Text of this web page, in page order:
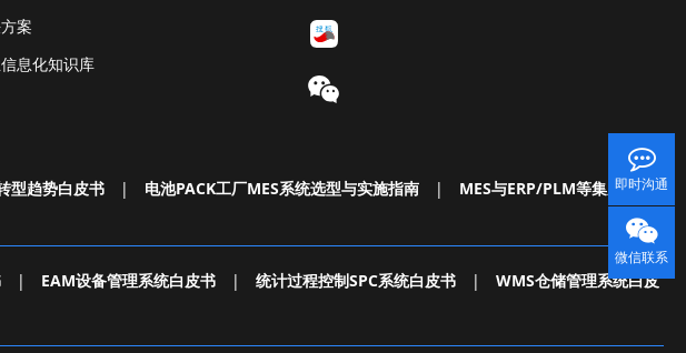
案
息化知识库
型趋势白皮书 | 电池PACK工厂MES系统选型与实施指南 |
MES与ERP/PLM等集成白皮
| EAM设备管理系统白皮书 | 统计过程控制SPC系统白皮书 |
WMS仓储管理系统白皮
即时沟通
微信联系